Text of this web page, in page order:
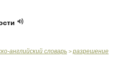
английский словарь > разрешение